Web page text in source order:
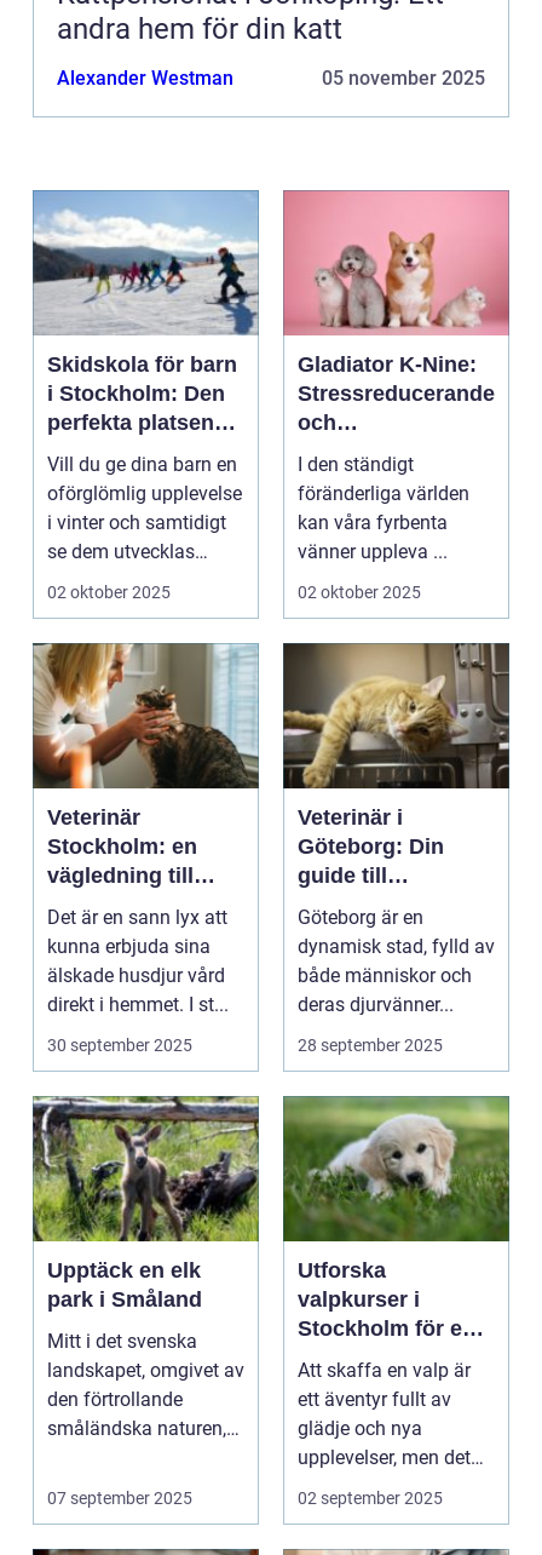
andra hem för din katt
Alexander Westman 05 november 2025
Skidskola för barn
i Stockholm: Den
perfekta platsen
för små blivande
skidåkare
Vill du ge dina barn en
oförglömlig upplevelse
i vinter och samtidigt
se dem utvecklas
p&a...
02 oktober 2025
Gladiator K-Nine:
Stressreducerande
och
ångestdämpande
hundhalsband
I den ständigt
föränderliga världen
kan våra fyrbenta
vänner uppleva ...
02 oktober 2025
Veterinär
Stockholm: en
vägledning till
vård i hemmiljö
Det är en sann lyx att
kunna erbjuda sina
älskade husdjur vård
direkt i hemmet. I st...
30 september 2025
Veterinär i
Göteborg: Din
guide till
djursjukvård
Göteborg är en
dynamisk stad, fylld av
både människor och
deras djurvänner...
28 september 2025
Upptäck en elk
park i Småland
Mitt i det svenska
landskapet, omgivet av
den förtrollande
småländska naturen,
07 september 2025
Utforska
valpkurser i
Stockholm för en
lycklig och
välanpassad valp
Att skaffa en valp är
ett äventyr fullt av
glädje och nya
upplevelser, men det
st&aum...
02 september 2025